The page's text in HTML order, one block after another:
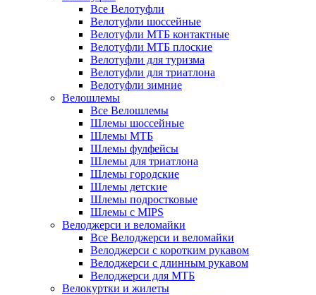
Все Велотуфли
Велотуфли шоссейные
Велотуфли МТБ контактные
Велотуфли МТБ плоские
Велотуфли для туризма
Велотуфли для триатлона
Велотуфли зимние
Велошлемы
Все Велошлемы
Шлемы шоссейные
Шлемы МТБ
Шлемы фулфейсы
Шлемы для триатлона
Шлемы городские
Шлемы детские
Шлемы подростковые
Шлемы с MIPS
Велоджерси и веломайки
Все Велоджерси и веломайки
Велоджерси с коротким рукавом
Велоджерси с длинным рукавом
Велоджерси для МТБ
Велокуртки и жилеты